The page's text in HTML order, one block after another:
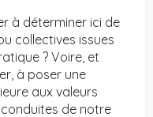
à déterminer ici de
collectives issues
? Voire, et
à poser une
aux valeurs
de notre